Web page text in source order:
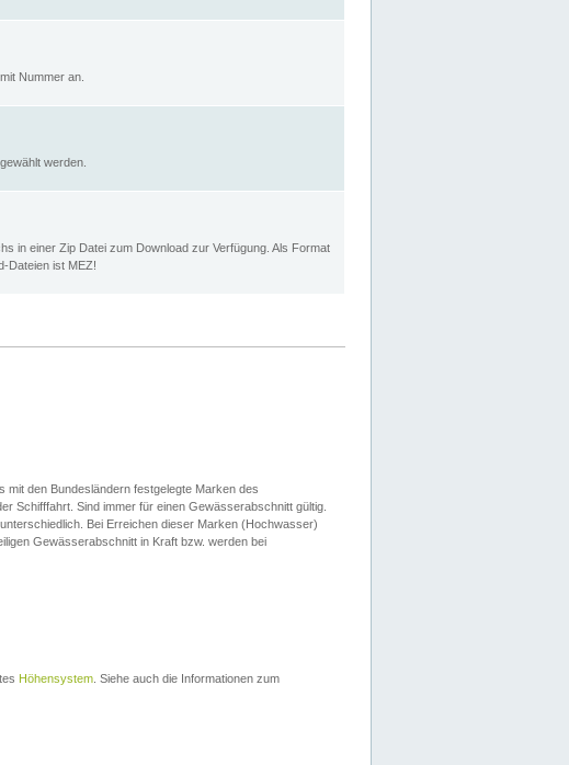
Nummer an.
werden.
in einer Zip Datei zum Download zur Verfügung. Als Format
Dateien ist MEZ!
den Bundesländern festgelegte Marken des
Schifffahrt. Sind immer für einen Gewässerabschnitt gültig.
Bei Erreichen dieser Marken (Hochwasser)
Gewässerabschnitt in Kraft bzw. werden bei
Höhensystem . Siehe auch die Informationen zum